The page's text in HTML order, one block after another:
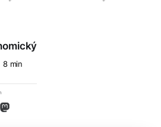
8 min
Mastodon